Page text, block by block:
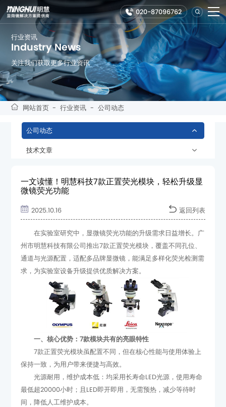
020-87096762
行业资讯
Industry News
关注我们获取更多行业资讯
网站首页 - 行业资讯 - 公司动态
公司动态
技术文章
微镜荧光功能
2025.10.16 返回列表
求，为实验室设备升级提供优质解决方案。
一、核心优势：7款模块共有的亮眼特性
保持一致，为用户带来便捷与高效。
间，降低人工维护成本。